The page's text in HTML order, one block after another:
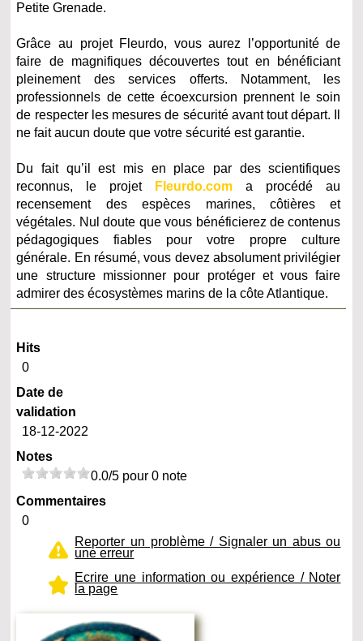
Petite Grenade.
Grâce au projet Fleurdo, vous aurez l’opportunité de
faire de magnifiques découvertes tout en bénéficiant
pleinement des services offerts. Notamment, les
professionnels de cette écoexcursion prennent le soin
de respecter les mesures de sécurité avant tout départ. Il
ne fait aucun doute que votre sécurité est garantie.
Du fait qu’il est mis en place par des scientifiques
reconnus, le projet
Fleurdo.com a procédé au
recensement des espèces marines, côtières et
végétales. Nul doute que vous bénéficierez de contenus
pédagogiques fiables pour votre propre culture
générale. En résumé, vous devez absolument privilégier
une structure missionner pour protéger et vous faire
admirer des écosystèmes marins de la côte Atlantique.
Hits
0
Date de
validation
18-12-2022
Notes
0.0/5 pour 0 note
Commentaires
0
Reporter un problème / Signaler un abus ou
une erreur
Ecrire une information ou expérience / Noter
la page